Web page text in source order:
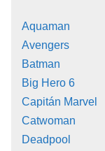
Aquaman
Avengers
Batman
Big Hero 6
Capitán Marvel
Catwoman
Deadpool